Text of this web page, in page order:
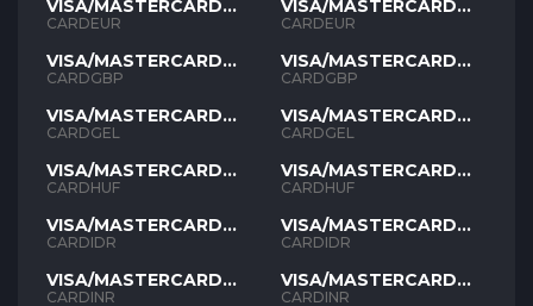
VISA/MASTERCARD
EUR
CARDEUR
VISA/MASTERCARD
GBP
CARDGBP
VISA/MASTERCARD
GEL
CARDGEL
VISA/MASTERCARD
HUF
CARDHUF
VISA/MASTERCARD
IDR
CARDIDR
VISA/MASTERCARD
INR
CARDINR
VISA/MASTERCARD
EUR
CARDEUR
VISA/MASTERCARD
GBP
CARDGBP
VISA/MASTERCARD
GEL
CARDGEL
VISA/MASTERCARD
HUF
CARDHUF
VISA/MASTERCARD
IDR
CARDIDR
VISA/MASTERCARD
INR
CARDINR